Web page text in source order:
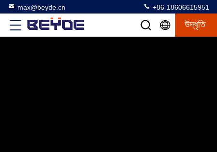
max@beyde.cn +86-18606615951
উদ্ধৃতি